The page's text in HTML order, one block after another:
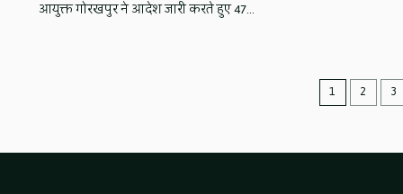
आयुक्त गोरखपुर ने आदेश जारी करते हुए 47…
Posts
1 2 3